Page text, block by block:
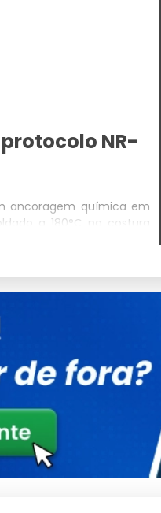
NR-
ancoragem química em
a 180°C na costura
72%.
meses em condomínios
de sinistro (R$ 28 mil em
de tensão e inspeção
(trabalho em altura) e a
cm no perímetro do vão.
carga de ruptura
e tensão de projeto